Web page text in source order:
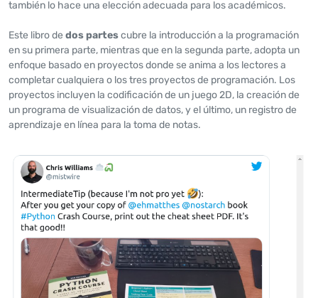
también lo hace una elección adecuada para los académicos.
Este libro de dos partescubre la introducción a la programación
en su primera parte, mientras que en la segunda parte, adopta un
enfoque basado en proyectos donde se anima a los lectores a
completar cualquiera o los tres proyectos de programación. Los
proyectos incluyen la codificación de un juego 2D, la creación de
un programa de visualización de datos, y el último, un registro de
aprendizaje en línea para la toma de notas.